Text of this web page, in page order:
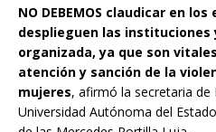
NO DEBEMOS claudicar en
desplieguen las instituciones
organizada, ya que son
atención y sanción de la
mujeres, afirmó la secretaria de
Universidad Autónoma del